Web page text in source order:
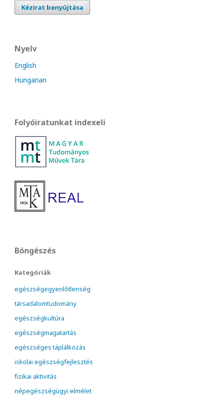
Kézirat benyújtása
Nyelv
English
Hungarian
Folyóiratunkat indexeli
Böngészés
Kategóriák
egészségegyenlőtlenség
társadalomtudomány
egészségkultúra
egészségmagatartás
egészséges táplálkozás
iskolai egészségfejlesztés
fizikai aktivitás
népegészségügyi elmélet